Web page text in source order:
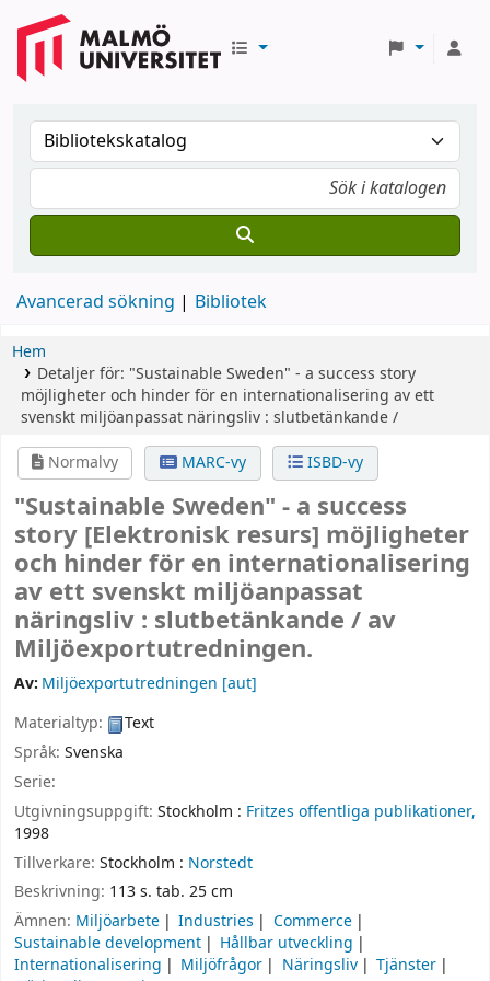
Avancerad sökning Bibliotek
Hem
Detaljer för: "Sustainable Sweden" - a success story
möjligheter och hinder för en internationalisering av ett
svenskt miljöanpassat näringsliv : slutbetänkande /
Normalvy
MARC-vy ISBD-vy
"Sustainable Sweden" - a success
story [Elektronisk resurs] möjligheter
och hinder för en internationalisering
av ett svenskt miljöanpassat
näringsliv : slutbetänkande / av
Miljöexportutredningen.
Av: Miljöexportutredningen [aut]
Materialtyp:
Text
Språk: Svenska
Serie:
Utgivningsuppgift: Stockholm : Fritzes offentliga publikationer,
1998
Tillverkare: Stockholm : Norstedt
Beskrivning: 113 s. tab. 25 cm
Ämnen: Miljöarbete Industries
Commerce
Sustainable development
Hållbar utveckling
Internationalisering
Miljöfrågor Näringsliv
Tjänster